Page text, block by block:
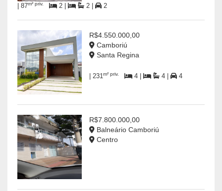
| 87m² priv. 2 | 2 | 2
R$4.550.000,00
Camboriú
Santa Regina
| 231m² priv. 4 | 4 | 4
R$7.800.000,00
Balneário Camboriú
Centro